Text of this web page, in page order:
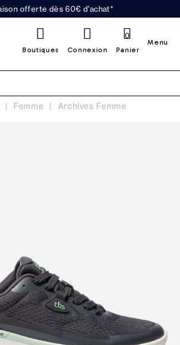
offerte dès 60€ d'achat*
Boutiques Connexion Panier
0
Menu
Femme Archives Femme